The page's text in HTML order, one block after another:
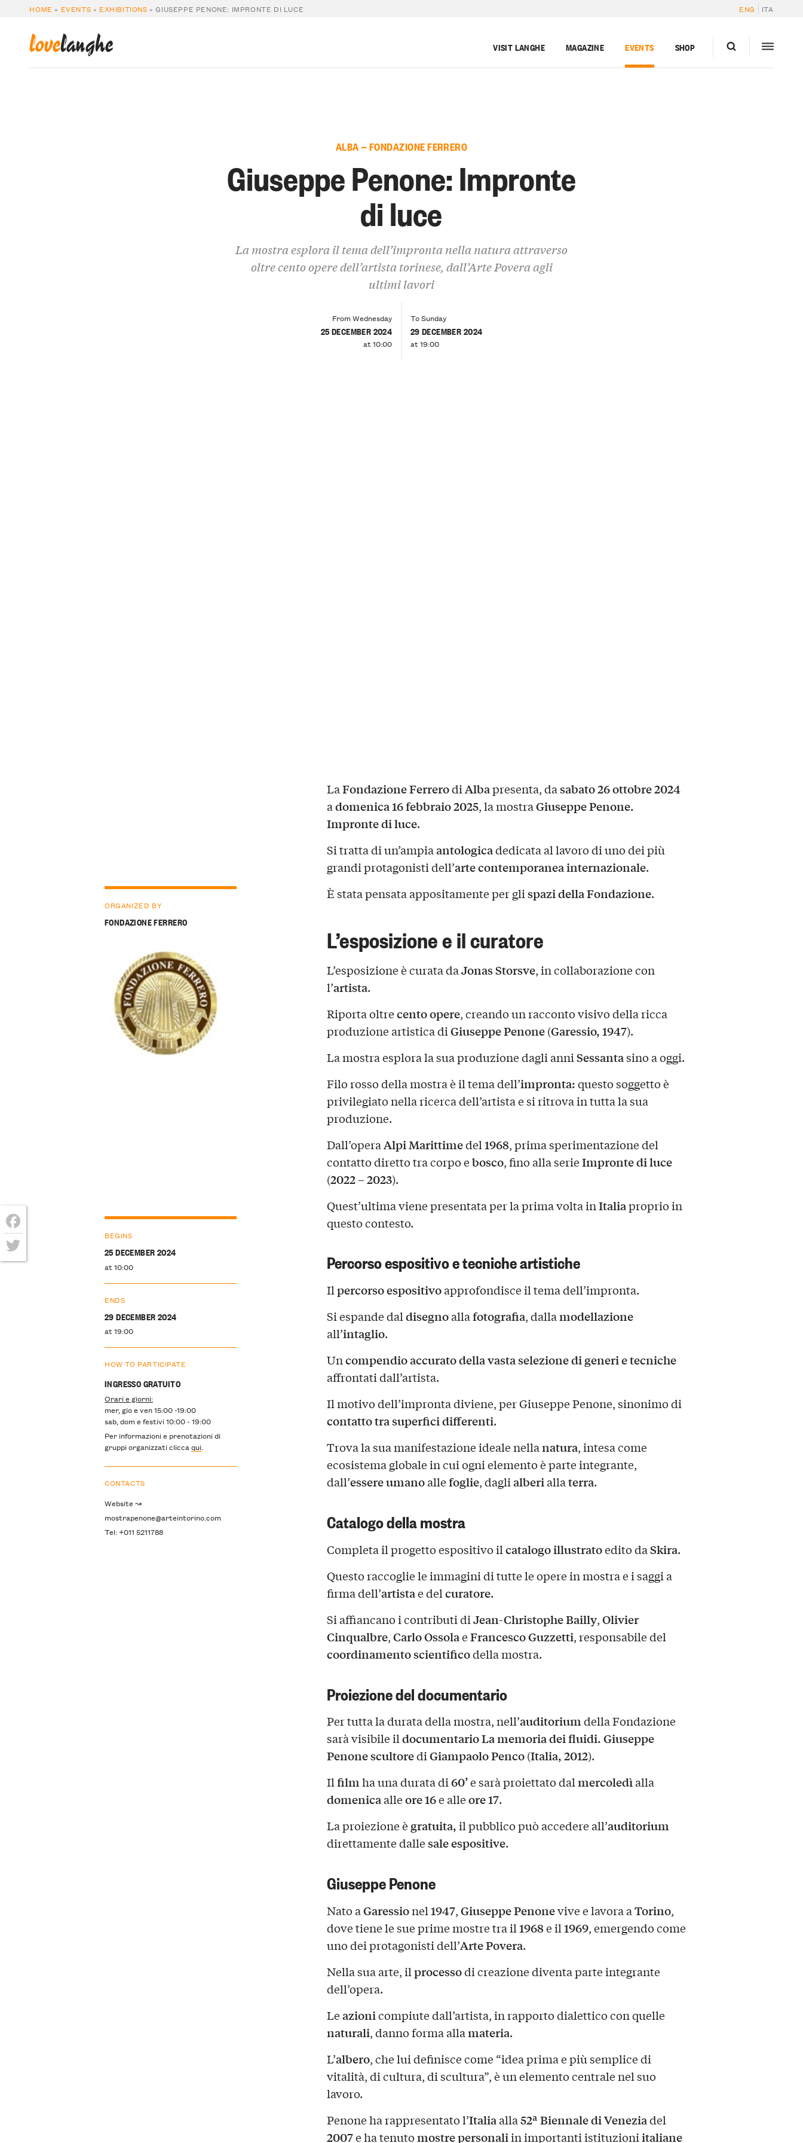
HOME » EVENTS » EXHIBITIONS »GIUSEPPE PENONE: IMPRONTE DI LUCE ENG ITA
lovelanghe VISIT LANGHE MAGAZINE EVENTS SHOP
ALBA — FONDAZIONE FERRERO
Giuseppe Penone: Impronte
di luce
La mostra esplora il tema dell’impronta nella natura attraverso
oltre cento opere dell’artista torinese, dall’Arte Povera agli
ultimi lavori
From Wednesday
25 DECEMBER 2024
at 10:00
To Sunday
29 DECEMBER 2024
at 19:00
LaFondazione FerrerodiAlbapresenta, dasabato 26 ottobre 2024
adomenica 16 febbraio 2025, la mostraGiuseppe Penone.
Impronte di luce.
Si tratta di un’ampiaantologicadedicata al lavoro di uno dei più
grandi protagonisti dell’arte contemporanea internazionale.
È stata pensata appositamente per glispazi della Fondazione.
L’esposizione e il curatore
L’esposizione è curata daJonas Storsve, in collaborazione con
l’artista.
Riporta oltrecento opere, creando un racconto visivo della ricca
produzione artistica diGiuseppe Penone(Garessio, 1947).
La mostra esplora la sua produzione dagli anniSessantasino a oggi.
Filo rosso della mostra è il tema dell’impronta:questo soggetto è
privilegiato nella ricerca dell’artista e si ritrova in tutta la sua
produzione.
Dall’operaAlpi Marittimedel1968, prima sperimentazione del
contatto diretto tra corpo ebosco, fino alla serieImpronte di luce
(2022 – 2023).
Quest’ultima viene presentata per la prima volta inItaliaproprio in
questo contesto.
Percorso espositivo e tecniche artistiche
Ilpercorso espositivoapprofondisce il tema dell’impronta.
Si espande daldisegnoallafotografia, dallamodellazione
all’intaglio.
Uncompendio accurato della vasta selezione di generi e tecniche
affrontati dall’artista.
Il motivo dell’impronta diviene, per Giuseppe Penone, sinonimo di
contattotra superfici differenti.
Trova la sua manifestazione ideale nellanatura, intesa come
ecosistema globale in cui ogni elemento è parte integrante,
dall’essere umanoallefoglie, daglialberiallaterra.
Catalogo della mostra
Completa il progetto espositivo ilcatalogo illustratoedito daSkira.
Questo raccoglie le immagini di tutte le opere in mostra e i saggi a
firma dell’artistae delcuratore.
Si affiancano i contributi diJean-Christophe Bailly,Olivier
Cinqualbre,Carlo OssolaeFrancesco Guzzetti, responsabile del
coordinamento scientificodella mostra.
Proiezione del documentario
Per tutta la durata della mostra, nell’auditoriumdella Fondazione
sarà visibile ildocumentario La memoria dei fluidi. Giuseppe
Penone scultorediGiampaolo Penco(Italia, 2012).
Ilfilmha una durata di60’e sarà proiettato dalmercoledìalla
domenicaalleore 16e alleore 17.
La proiezione ègratuita,il pubblico può accedere all’auditorium
direttamente dallesale espositive.
Giuseppe Penone
Nato aGaressionel1947,Giuseppe Penonevive e lavora aTorino,
dove tiene le sue prime mostre tra il1968e il1969, emergendo come
uno dei protagonisti dell’Arte Povera.
Nella sua arte, ilprocessodi creazione diventa parte integrante
dell’opera.
Leazionicompiute dall’artista, in rapporto dialettico con quelle
naturali, danno forma allamateria.
L’albero, che lui definisce come “idea prima e più semplice di
vitalità, di cultura, di scultura”, è un elemento centrale nel suo
lavoro.
Penone ha rappresentato l’Italiaalla52ª Biennale di Veneziadel
2007e ha tenutomostre personaliin importanti istituzioniitaliane
ORGANIZED BY
FONDAZIONE FERRERO
BEGINS
25 DECEMBER 2024
at 10:00
ENDS
29 DECEMBER 2024
at 19:00
HOW TO PARTICIPATE
INGRESSO GRATUITO
Orari e giorni:
mer, gio e ven 15:00 -19:00
sab, dom e festivi 10:00 - 19:00
Per informazioni e prenotazioni di
gruppi organizzati cliccaqui.
CONTACTS
Website ↝
mostrapenone@arteintorino.com
Tel: +011 5211788
Facebook
Twitter